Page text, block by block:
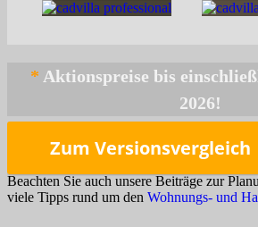
*
Zum Versionsvergleich
Beachten Sie auch unsere Beiträge zur
viele Tipps rund um den Wohnungs- und